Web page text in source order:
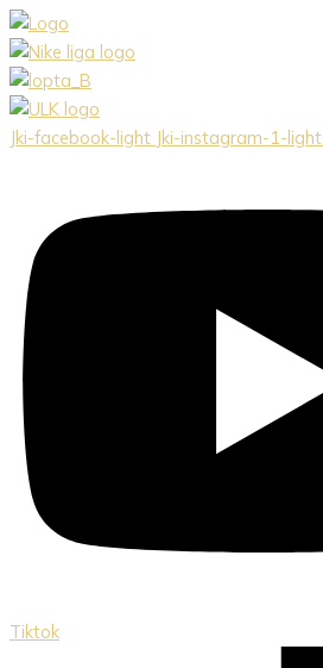
Preskočiť
na
obsah
Jki-facebook-light Jki-instagram-1-light
Tiktok